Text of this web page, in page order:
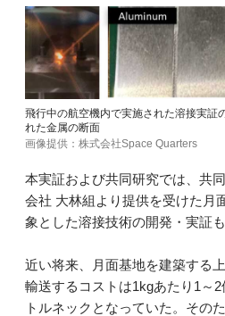
飛行中の航空機内で実施された溶接実証
れた金属の断面
画像提供：株式会社Space Quarters
本実証および共同研究では、共
会社 大林組より提供を受けた月
象とした溶接技術の開発・実証も
近い将来、月面基地を建築する
輸送するコストは1kgあたり1～
トルネックとなっていた。その